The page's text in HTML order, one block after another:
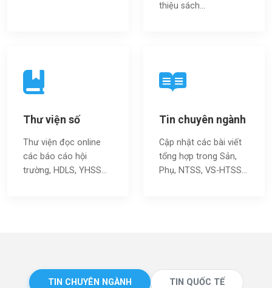
thiệu sách…
Thư viện số
Thư viện đọc online
các báo cáo hội
trường, HDLS, YHSS…
Tin chuyên ngành
Cập nhật các bài viết
tổng hợp trong Sản,
Phụ, NTSS, VS-HTSS...
TIN CHUYÊN NGÀNH TIN QUỐC TẾ